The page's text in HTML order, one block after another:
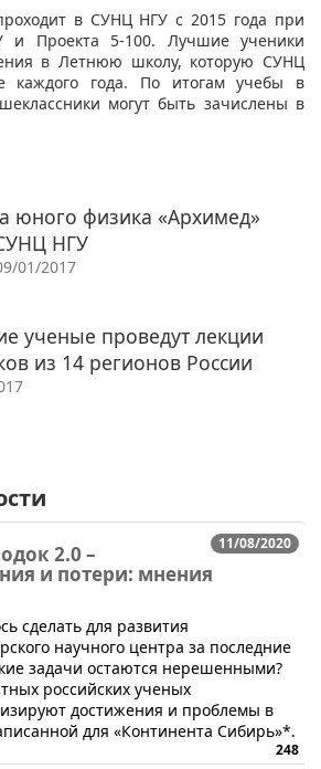
в СУНЦ НГУ с 2015 года при
и Проекта 5-100. Лучшие ученики
в Летнюю школу, которую СУНЦ
каждого года. По итогам учебы в
могут быть зачислены в
юного физика «Архимед»
НГУ
01/2017
ученые проведут лекции
из 14 регионов России
11/08/2020
2.0 –
и потери: мнения
сделать для развития
научного центра за последние
задачи остаются нерешенными?
российских ученых
достижения и проблемы в
для «Континента Сибирь»*.
248